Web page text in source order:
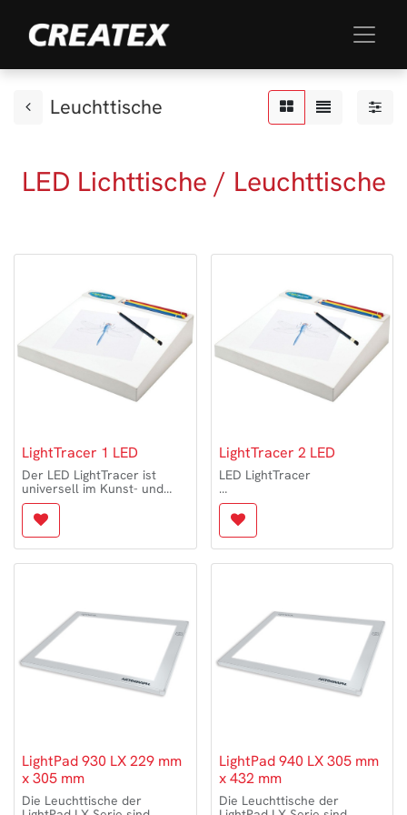
Leuchttische
LED Lichttische / Leuchttische
LightTracer 1 LED
Der LED LightTracer ist
universell im Kunst- und
Hobbybereich einsetzbar.
Mit ihm können Sie schnell
und unkompliziert Vorlagen
übertragen, z.B. für
Dank der beeindruckenden
Leuchtstärke von 5.000 bis
14.000 Lux können die
Vorlagen besonders exakt
übertragen werden.
LightTracer 2 LED
LED LightTracer
Der LED LightTracer ist
universell im Kunst- und
Hobbybereich einsetzbar.
Mit ihm können Sie schnell
Prägearbeiten, Glasmalerei
und vieles mehr.
Dank der beeindruckenden
Leuchtstärke von 5.000 bis
14.000 Lux können die
Vorlagen besonders exakt
übertragen werden.
LightPad 930 LX 229 mm
x 305 mm
Die Leuchttische der
LightPad 940 LX 305 mm
x 432 mm
Die Leuchttische der